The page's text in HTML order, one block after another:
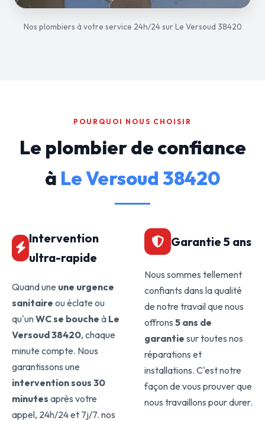
Nos plombiers à votre service 24h/24 sur Le Versoud 38420
POURQUOI NOUS CHOISIR
Le plombier de confiance
à Le Versoud 38420
Intervention
ultra-rapide
Quand une une urgence
sanitaire ou éclate ou
qu'unWC se bouche à Le
Versoud 38420, chaque
minute compte. Nous
garantissons une
intervention sous 30
minutes après votre
appel, 24h/24 et 7j/7. nos
Garantie 5 ans
Nous sommes tellement
confiants dans la qualité
de notre travail que nous
offrons 5 ans de
garantie sur toutes nos
réparations et
installations. C'est notre
façon de vous prouver que
nous travaillons pour durer.